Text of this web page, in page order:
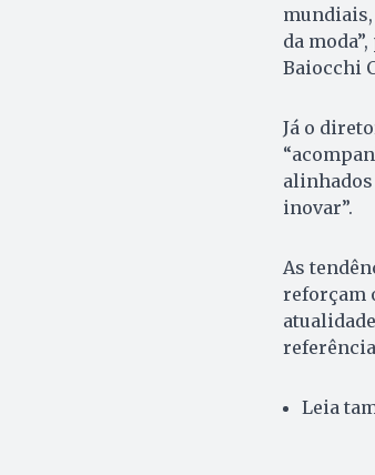
da
Baiocchi
Já o
inovar”.
As
reforçam
Leia